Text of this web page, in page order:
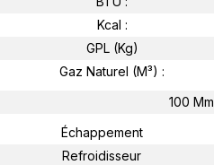
Kcal :
GPL (kg)
Gaz Naturel (m³) :
100 Mm
Échappement
Refroidisseur